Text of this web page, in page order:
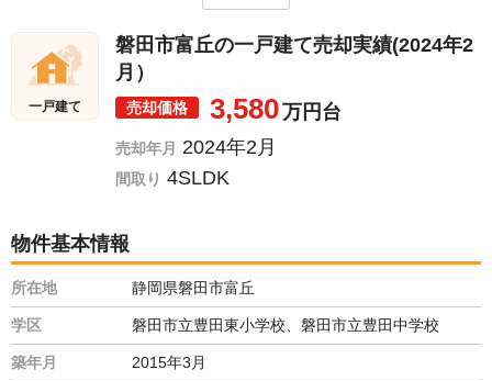
一戸建て
磐田市富丘の一戸建て売却実績(2024年2
月）
売却価格 3,580万円台
売却年月 2024年2月
間取り 4SLDK
物件基本情報
所在地 静岡県磐田市富丘
学区 磐田市立豊田東小学校、磐田市立豊田中学校
築年月 2015年3月